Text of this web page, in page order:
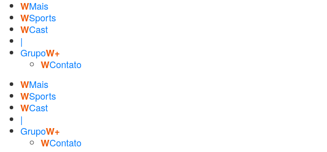
WMais
WSports
WCast
|
GrupoW+
WContato
WMais
WSports
WCast
|
GrupoW+
WContato